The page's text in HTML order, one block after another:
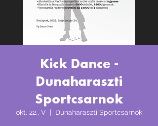
Kick Dance -
Dunaharaszti
Sportcsarnok
okt. 22., V Dunaharaszti Sportcsarnok